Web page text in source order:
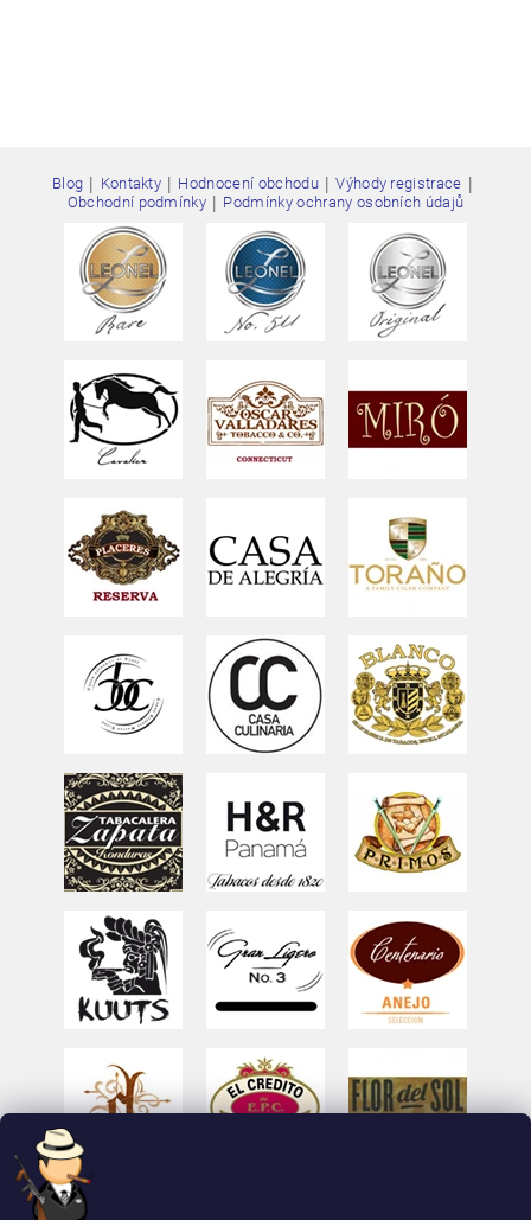
Blog | Kontakty | Hodnocení obchodu | Výhody registrace |
Obchodní podmínky | Podmínky ochrany osobních údajů